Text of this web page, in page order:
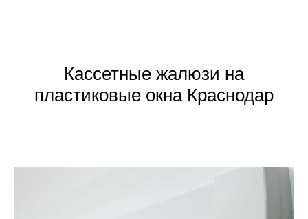
Кассетные жалюзи на
пластиковые окна Краснодар